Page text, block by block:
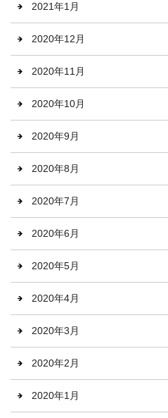
2021年1月
2020年12月
2020年11月
2020年10月
2020年9月
2020年8月
2020年7月
2020年6月
2020年5月
2020年4月
2020年3月
2020年2月
2020年1月